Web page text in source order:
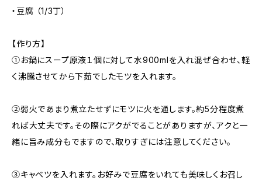
・豆腐 （1/3丁）
【作り方】
①お鍋にスープ原液１個に対して水900mlを入れ混ぜ合わせ、軽
く沸騰させてから下茹でしたモツを入れます。
②弱火であまり煮立たせずにモツに火を通します。約5分程度煮
れば大丈夫です。その際にアクがでることがありますが、アクと一
緒に旨み成分もでますので、取りすぎには注意してください。
③キャベツを入れます。お好みで豆腐をいれても美味しくお召し